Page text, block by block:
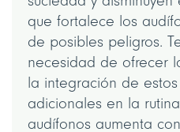
que fortalece los
de posibles peligros.
necesidad de ofrecer
la integración de
adicionales en la
audífonos aumenta